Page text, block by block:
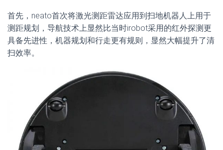
首先，neato首次将激光测距雷达应用到扫地机器人上用于
测距规划，导航技术上显然比当时irobot采用的红外探测更
具备先进性，机器规划和行走更有规则，显然大幅提升了清
扫效率。